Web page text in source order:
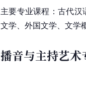
主要专业课程：古代
文学、外国文学、文学
播音与主持艺